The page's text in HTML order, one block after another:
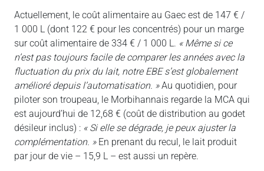
Actuellement, le coût alimentaire au Gaec est de 147 € /
1 000 L (dont 122 € pour les concentrés) pour un marge
sur coût alimentaire de 334 € / 1 000 L. « Même si ce
n’est pas toujours facile de comparer les années avec la
fluctuation du prix du lait, notre EBE s’est globalement
amélioré depuis l’automatisation. »Au quotidien, pour
piloter son troupeau, le Morbihannais regarde la MCA qui
est aujourd’hui de 12,68 € (coût de distribution au godet
désileur inclus) : « Si elle se dégrade, je peux ajuster la
complémentation. » En prenant du recul, le lait produit
par jour de vie – 15,9 L – est aussi un repère.